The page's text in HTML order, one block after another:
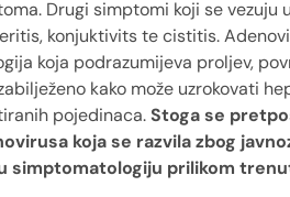
Drugi simptomi koji se vezuju
konjuktivits te cistitis.
koja podrazumijeva proljev,
kako može uzrokovati
pojedinaca.Stoga se
koja se razvila zbog
simptomatologiju prilikom